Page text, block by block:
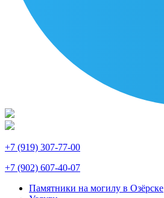
+7 (919) 307-77-00
+7 (902) 607-40-07
Памятники на могилу в Озёрске